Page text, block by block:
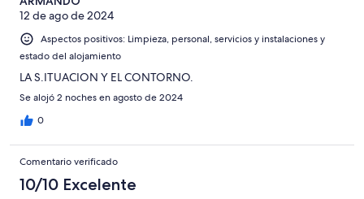
12 de ago de 2024
Aspectos positivos: Limpieza, personal, servicios y instalaciones y
estado del alojamiento
LA S.ITUACION Y EL CONTORNO.
Se alojó 2 noches en agosto de 2024
0
Comentario verificado
10/10 Excelente